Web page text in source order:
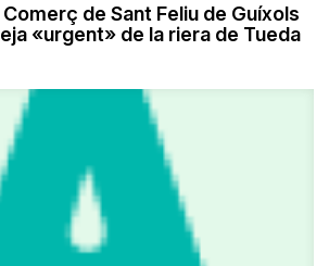
de Sant Feliu de Guíxols
«urgent» de la riera de Tueda